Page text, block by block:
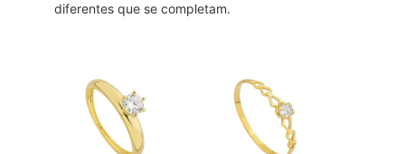
diferentes que se completam.